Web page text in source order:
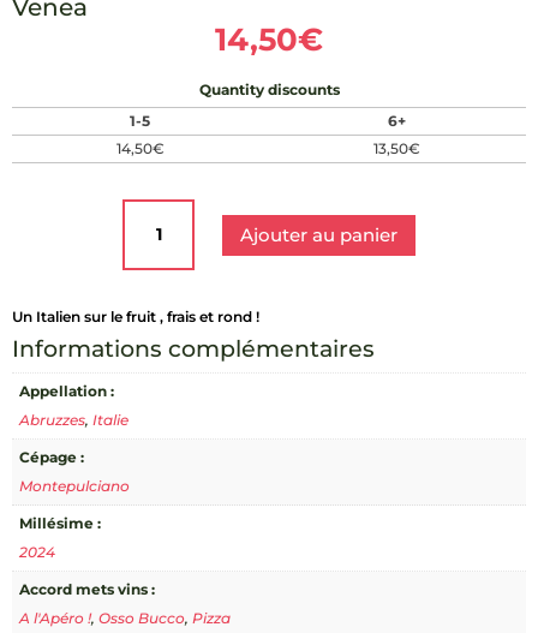
Venea
14,50€
Quantity discounts
1-5
6+
14,50€ 13,50€
-
d'Abruzzo
Venea
Ajouter au panier
Un Italien sur le fruit , frais et rond !
Informations complémentaires
Appellation :
Abruzzes, Italie
Cépage :
Montepulciano
Millésime :
2024
Accord mets vins :
A l'Apéro !, Osso Bucco, Pizza